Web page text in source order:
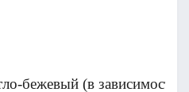
бежевый (в зависимости